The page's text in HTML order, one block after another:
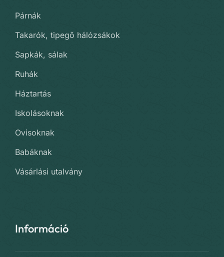
Párnák
Takarók, tipegő hálózsákok
Sapkák, sálak
Ruhák
Háztartás
Iskolásoknak
Ovisoknak
Babáknak
Vásárlási utalvány
Információ